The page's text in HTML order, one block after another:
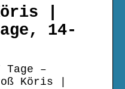
|
14-
–
Köris |